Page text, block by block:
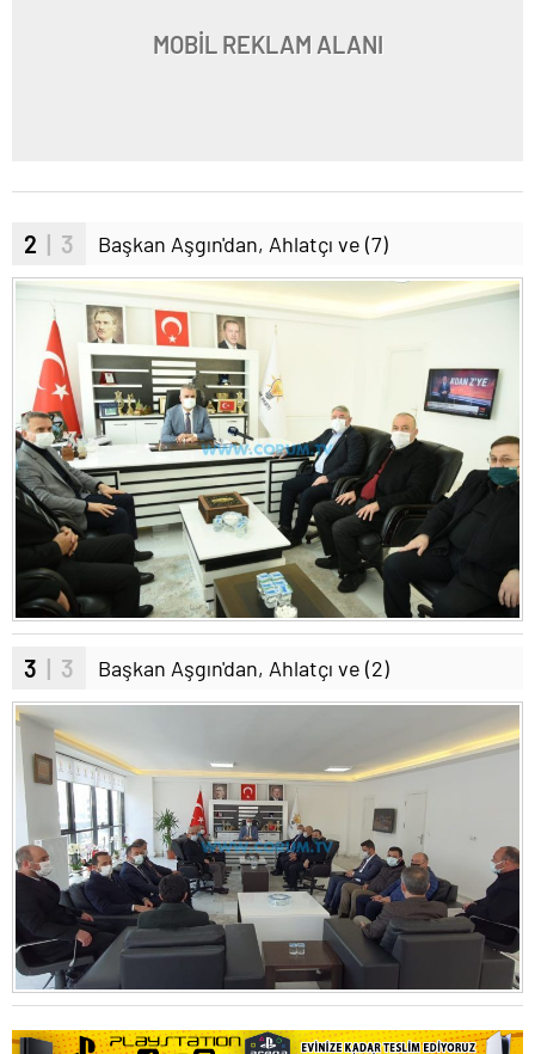
MOBİL REKLAM ALANI
2 | 3 Başkan Aşgın'dan, Ahlatçı ve (7)
3 | 3 Başkan Aşgın'dan, Ahlatçı ve (2)